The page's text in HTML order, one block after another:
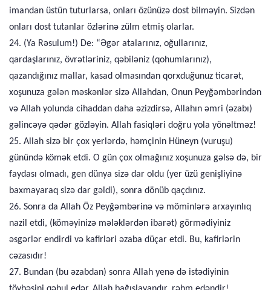
imandan üstün tuturlarsa, onları özünüzə dost bilməyin. Sizdən
onları dost tutanlar özlərinə zülm etmiş olarlar.
24. (Ya Rəsulum!) De: “Əgər atalarınız, oğullarınız,
qardaşlarınız, övrətləriniz, qəbiləniz (qohumlarınız),
qazandığınız mallar, kasad olmasından qorxduğunuz ticarət,
xoşunuza gələn məskənlər sizə Allahdan, Onun Peyğəmbərindən
və Allah yolunda cihaddan daha əzizdirsə, Allahın əmri (əzabı)
gəlincəyə qədər gözləyin. Allah fasiqləri doğru yola yönəltməz!
25. Allah sizə bir çox yerlərdə, həmçinin Hüneyn (vuruşu)
günündə kömək etdi. O gün çox olmağınız xoşunuza gəlsə də, bir
faydası olmadı, gen dünya sizə dar oldu (yer üzü genişliyinə
baxmayaraq sizə dar gəldi), sonra dönüb qaçdınız.
26. Sonra da Allah Öz Peyğəmbərinə və möminlərə arxayınlıq
nazil etdi, (köməyinizə mələklərdən ibarət) görmədiyiniz
əsgərlər endirdi və kafirləri əzaba düçar etdi. Bu, kafirlərin
cəzasıdır!
27. Bundan (bu əzabdan) sonra Allah yenə də istədiyinin